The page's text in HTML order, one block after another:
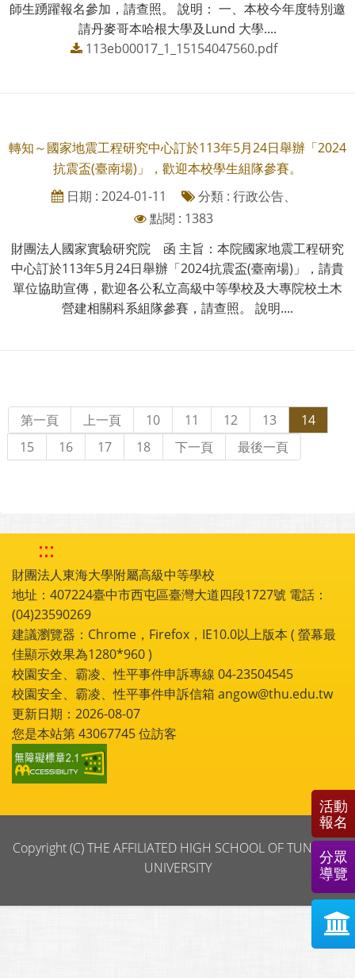
師生踴躍報名參加，請查照。 說明： 一、本校今年度特別邀
請丹麥哥本哈根大學及Lund 大學....
113eb00017_1_15154047560.pdf
轉知～國家地震工程研究中心訂於113年5月24日舉辦「2024
抗震盃(臺南場)」，歡迎本校學生組隊參賽。
日期 : 2024-01-11
分類 : 行政公告、
點閱 : 1383
財團法人國家實驗研究院 函 主旨：本院國家地震工程研究
中心訂於113年5月24日舉辦「2024抗震盃(臺南場)」，請貴
單位協助宣傳，歡迎各公私立高級中等學校及大專院校土木
營建相關科系組隊參賽，請查照。 說明....
第一頁 上一頁 10 11 12 13
14
15
16 17 18 下一頁 最後一頁
:::
財團法人東海大學附屬高級中等學校
地址：407224臺中市西屯區臺灣大道四段1727號 電話：
(04)23590269
建議瀏覽器：Chrome，Firefox，IE10.0以上版本 ( 螢幕最
佳顯示效果為1280*960 )
校園安全、霸凌、性平事件申訴專線 04-23504545
校園安全、霸凌、性平事件申訴信箱 angow@thu.edu.tw
更新日期：2026-08-07
您是本站第43067745位訪客
Copyright (C) THE AFFILIATED HIGH SCHOOL OF TUNGHAI
UNIVERSITY
活動
報名
分眾
導覽